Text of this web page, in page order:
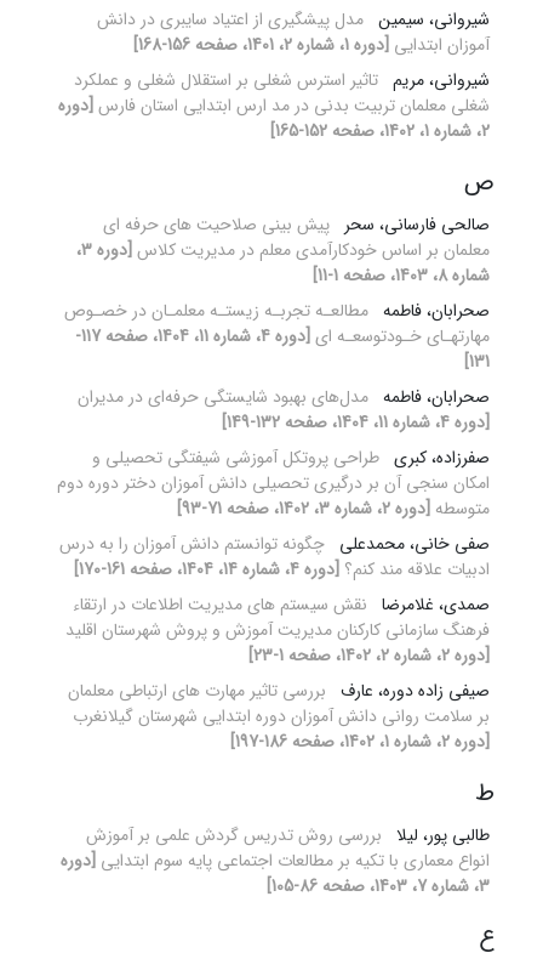
شیروانی، سیمین مدل پیشگیری از اعتیاد سایبری در دانش
آموزان ابتدایی [دوره 1، شماره 2، 1401، صفحه 156-168]
شیروانی، مریم تاثیر استرس شغلی بر استقلال شغلی و عملکرد
شغلی معلمان تربیت بدنی در مد ارس ابتدایی استان فارس [دوره
2، شماره 1، 1402، صفحه 152-165]
ص
صالحی فارسانی، سحر پیش بینی صلاحیت های حرفه ای
معلمان بر اساس خودکارآمدی معلم در مدیریت کلاس
[دوره 3،
شماره 8، 1403، صفحه 1-11]
صحرابان، فاطمه مطالعـه تجربـه زیستـه معلمـان در خصـوص
مهارتهـای خـودتوسعـه ای
[دوره 4، شماره 11، 1404، صفحه 117-
131]
صحرابان، فاطمه مدل‌های بهبود شایستگی حرفه‌ای در مدیران
[دوره 4، شماره 11، 1404، صفحه 132-149]
صفرزاده، کبری طراحی پروتکل آموزشی شیفتگی تحصیلی و
امکان سنجی آن بر درگیری تحصیلی دانش آموزان دختر دوره دوم
متوسطه [دوره 2، شماره 3، 1402، صفحه 71-93]
صفی خانی، محمدعلی چگونه توانستم دانش آموزان را به درس
ادبیات علاقه مند کنم؟ [دوره 4، شماره 14، 1404، صفحه 161-170]
صمدی، غلامرضا نقش سیستم های مدیریت اطلاعات در ارتقاء
فرهنگ سازمانی کارکنان مدیریت آموزش و پروش شهرستان اقلید
[دوره 2، شماره 2، 1402، صفحه 1-23]
صیفی زاده دوره، عارف بررسی تاثیر مهارت های ارتباطی معلمان
بر سلامت روانی دانش آموزان دوره ابتدایی شهرستان گیلانغرب
[دوره 2، شماره 1، 1402، صفحه 186-197]
ط
طالبی پور، لیلا بررسی روش تدریس گردش علمی بر آموزش
انواع معماری با تکیه بر مطالعات اجتماعی پایه سوم ابتدایی [دوره
3، شماره 7، 1403، صفحه 86-105]
ع